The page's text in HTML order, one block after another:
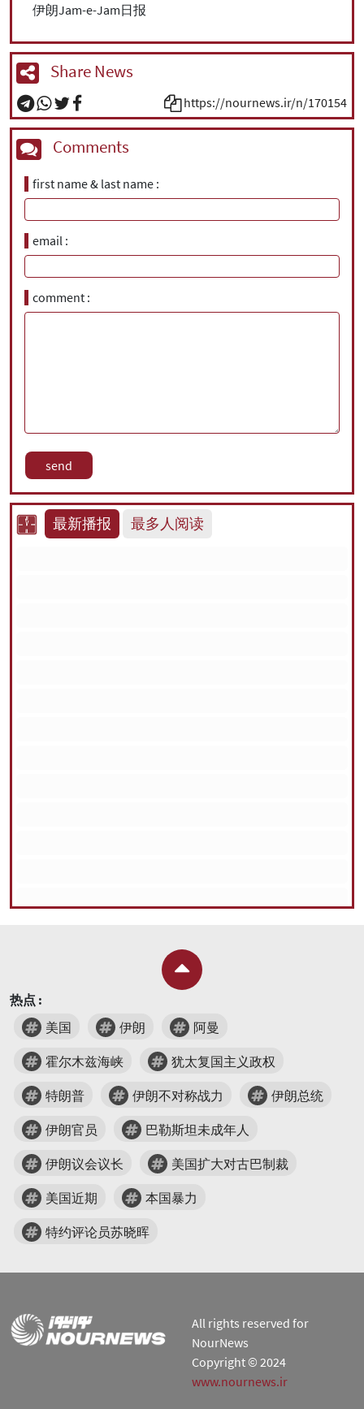
伊朗Jam-e-Jam日报
Share News
https://nournews.ir/n/170154
Comments
first name & last name
email
comment
最新播报 最多人阅读
热点 :
美国
伊朗 阿曼
霍尔木兹海峡 犹太复国主义政权
特朗普 伊朗不对称战力 伊朗总统
伊朗官员 巴勒斯坦未成年人
伊朗议会议长 美国扩大对古巴制裁
美国近期 本国暴力
特约评论员苏晓晖
All rights reserved for
NourNews
Copyright © 2024
www.nournews.ir